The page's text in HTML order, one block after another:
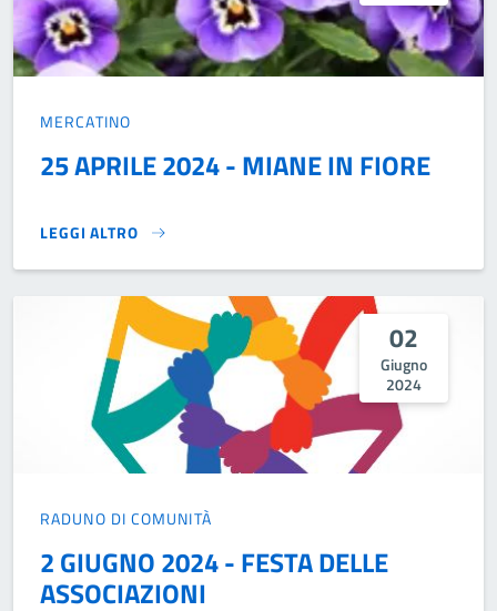
MERCATINO
25 APRILE 2024 - MIANE IN FIORE
LEGGI ALTRO
25 APRILE 2024 - MIANE IN FIORE}
02
Giugno
2024
RADUNO DI COMUNITÀ
2 GIUGNO 2024 - FESTA DELLE
ASSOCIAZIONI